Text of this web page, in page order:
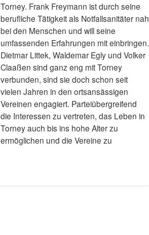
Torney. Frank Freymann ist durch seine
berufliche Tätigkeit als Notfallsanitäter nah
bei den Menschen und will seine
umfassenden Erfahrungen mit einbringen.
Dietmar Littek, Waldemar Egly und Volker
Claaßen sind ganz eng mit Torney
verbunden, sind sie doch schon seit
vielen Jahren in den ortsansässigen
Vereinen engagiert. Parteiübergreifend
die Interessen zu vertreten, das Leben in
Torney auch bis ins hohe Alter zu
ermöglichen und die Vereine zu